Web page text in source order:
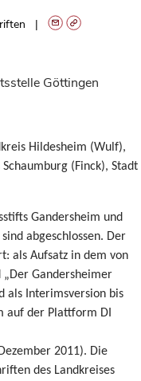
Göttingen
Hildesheim (Wulf),
(Finck), Stadt
Gandersheim und
abgeschlossen. Der
als Aufsatz in dem von
„Der Gandersheimer
als Interimsversion bis
auf der Plattform DI
2011). Die
des Landkreises